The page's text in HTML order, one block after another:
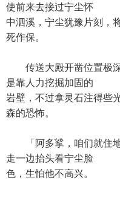
使前来去接过宁尘怀
中泗溪，宁尘犹豫片刻，
死作保。
传送大殿开凿位置极深
是靠人力挖掘加固的
岩壁，不过拿灵石注得些
森的恐怖。
「阿多挲，咱们就住地
走一边抬头看宁尘脸
色，生怕他不高兴。